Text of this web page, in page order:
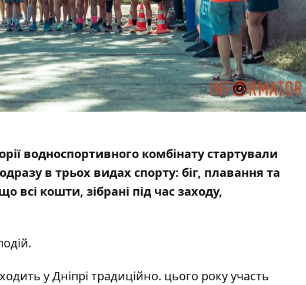
водноспортивного комбінату стартували
в трьох видах спорту: біг, плавання та
всі кошти, зібрані під час заходу,
у Дніпрі традиційно. цього року участь